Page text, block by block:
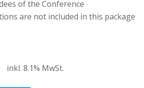
of the Conference
are not included in this package
inkl. 8.1% MwSt.